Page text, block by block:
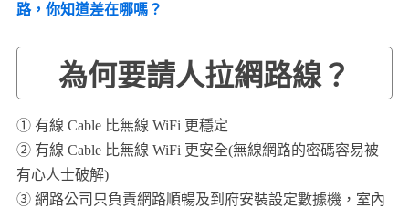
路，你知道差在哪嗎？
為何要請人拉網路線？
① 有線 Cable 比無線 WiFi 更穩定
② 有線 Cable 比無線 WiFi 更安全(無線網路的密碼容易被
有心人士破解)
③ 網路公司只負責網路順暢及到府安裝設定數據機，室內